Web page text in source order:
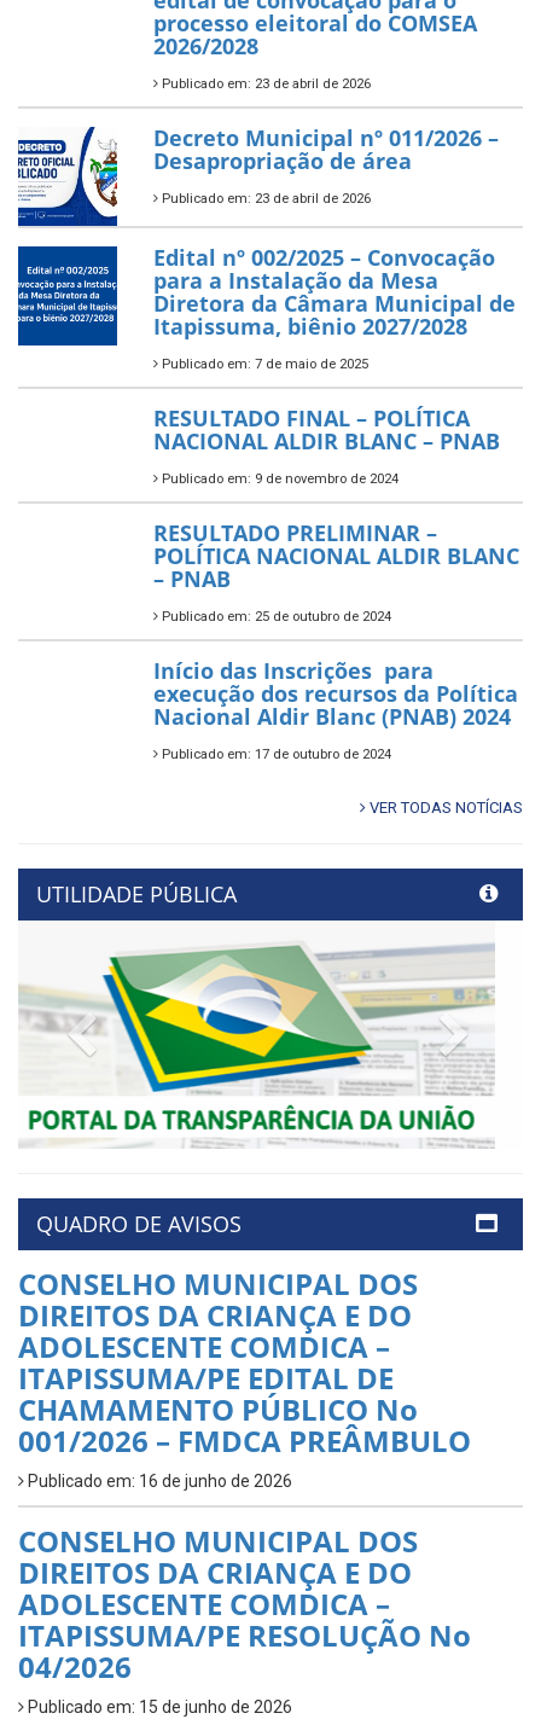
processo eleitoral do COMSEA
2026/2028
Publicado em: 23 de abril de 2026
Decreto Municipal nº 011/2026 –
Desapropriação de área
Publicado em: 23 de abril de 2026
Edital nº 002/2025 – Convocação
para a Instalação da Mesa
Diretora da Câmara Municipal de
Itapissuma, biênio 2027/2028
Publicado em: 7 de maio de 2025
RESULTADO FINAL – POLÍTICA
NACIONAL ALDIR BLANC – PNAB
Publicado em: 9 de novembro de 2024
RESULTADO PRELIMINAR –
POLÍTICA NACIONAL ALDIR BLANC
– PNAB
Publicado em: 25 de outubro de 2024
Início das Inscrições para
execução dos recursos da Política
Nacional Aldir Blanc (PNAB) 2024
Publicado em: 17 de outubro de 2024
VER TODAS NOTÍCIAS
UTILIDADE PÚBLICA
Previous
QUADRO DE AVISOS
CONSELHO MUNICIPAL DOS
DIREITOS DA CRIANÇA E DO
ADOLESCENTE COMDICA –
ITAPISSUMA/PE EDITAL DE
CHAMAMENTO PÚBLICO No
001/2026 – FMDCA PREÂMBULO
Publicado em: 16 de junho de 2026
CONSELHO MUNICIPAL DOS
DIREITOS DA CRIANÇA E DO
ADOLESCENTE COMDICA –
ITAPISSUMA/PE RESOLUÇÃO No
04/2026
Publicado em: 15 de junho de 2026